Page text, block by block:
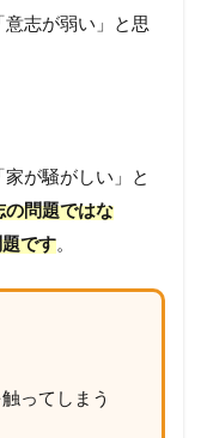
意志が弱い」と思
が騒がしい」と
の問題ではな
です。
ってしまう